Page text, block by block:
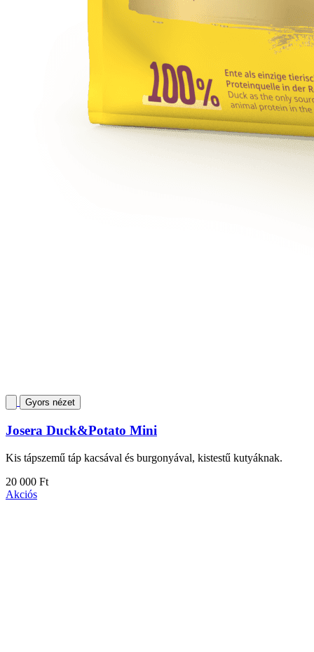
Gyors nézet
Josera Duck&Potato Mini
Kis tápszemű táp kacsával és burgonyával, kistestű kutyáknak.
20 000 Ft
Akciós